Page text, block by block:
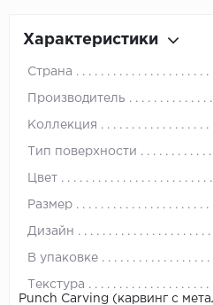
Характеристики
Страна
Производитель
Коллекция
Тип поверхности
Цвет
Размер
Дизайн
В упаковке
Текстура
Punch Carving (карвинг с